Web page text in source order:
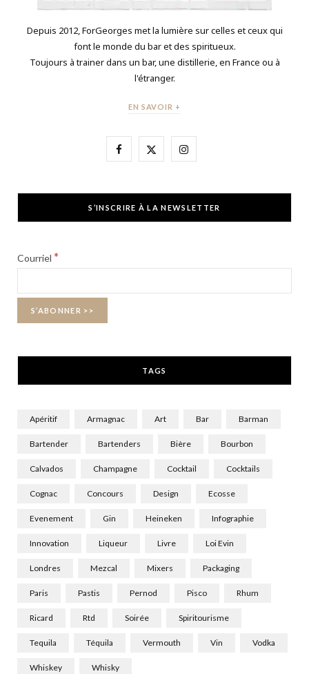
Depuis 2012, ForGeorges met la lumière sur celles et ceux qui
font le monde du bar et des spiritueux.
Toujours à trainer dans un bar, une distillerie, en France ou à
l'étranger.
EN SAVOIR +
F
e
X
w
I
t
S’INSCRIRE À LA NEWSLETTER
Courriel *
TAGS
Apéritif Armagnac Art Bar Barman
Bartender Bartenders Bière Bourbon
Calvados Champagne Cocktail Cocktails
Cognac Concours Design Ecosse
Evenement Gin Heineken Infographie
Innovation Liqueur Livre Loi Evin
Londres Mezcal Mixers Packaging
Paris Pastis Pernod Pisco Rhum
Ricard Rtd Soirée Spiritourisme
Tequila Téquila Vermouth Vin Vodka
Whiskey Whisky